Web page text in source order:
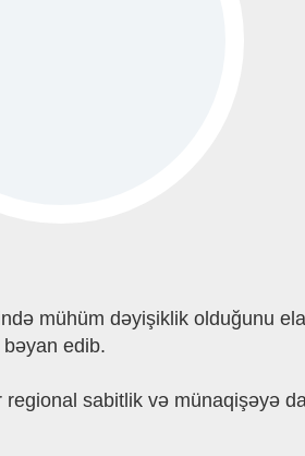
mühüm dǝyişiklik olduğunu
bǝyan edib.
sabitlik vǝ münaqişǝyǝ